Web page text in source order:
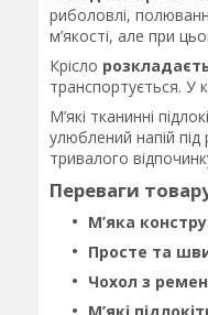
риболовлі,
м’якості, але при
Крісло
транспортується. У
М’які тканинні
улюблений напій
тривалого
Переваги
М’яка
Просте та
Чохол з